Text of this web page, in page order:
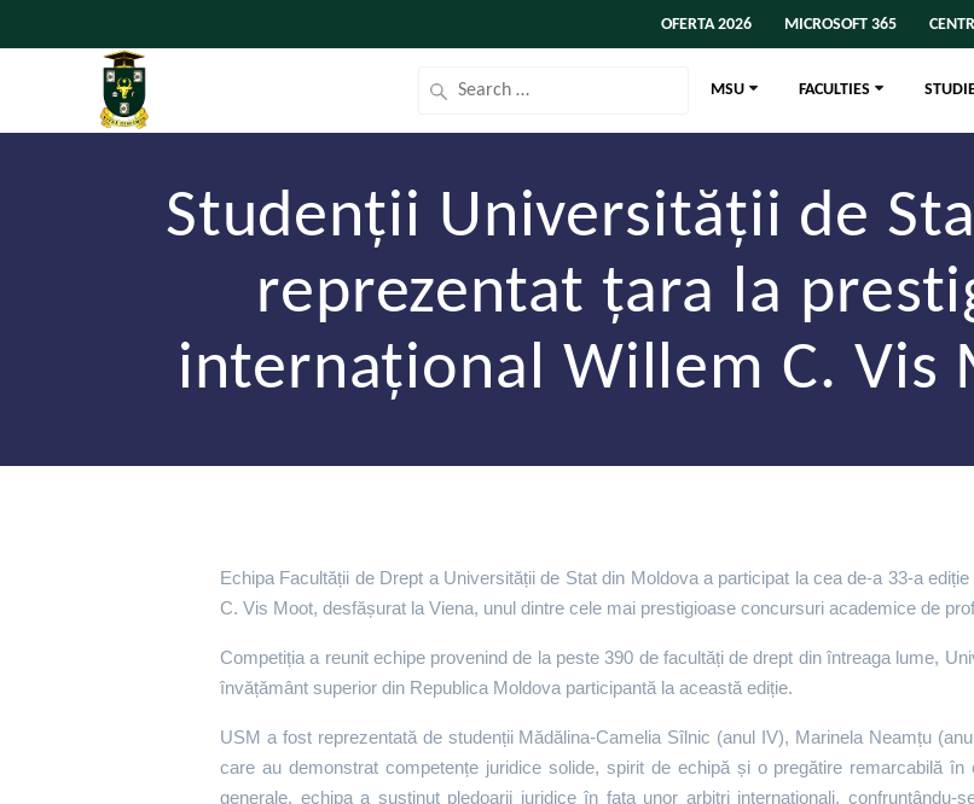
OFERTA 2026 MICROSOFT 365
MSU FACULTIES
Studenții Universității de
reprezentat țara la
internațional Willem C. Vis
Echipa Facultății de Drept a Universității de Stat din Moldova a participat la cea de-a 33-a
C. Vis Moot, desfășurat la Viena, unul dintre cele mai prestigioase concursuri academice de
Competiția a reunit echipe provenind de la peste 390 de facultăți de drept din întreaga lume,
învățământ superior din Republica Moldova participantă la această ediție.
USM a fost reprezentată de studenții Mădălina-Camelia Sîlnic (anul IV), Marinela Neamțu
care au demonstrat competențe juridice solide, spirit de echipă și o pregătire remarcabilă
generale, echipa a susținut pledoarii juridice în fața unor arbitri internaționali,